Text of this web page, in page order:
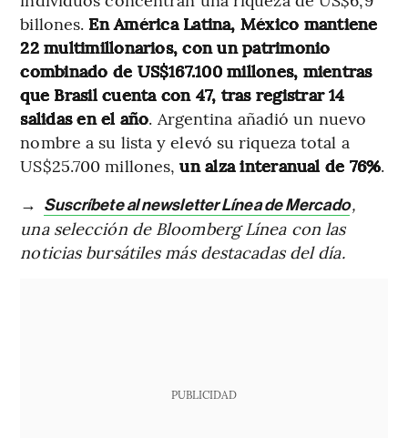
billones. En América Latina, México mantiene
22 multimillonarios, con un patrimonio
combinado de US$167.100 millones, mientras
que Brasil cuenta con 47, tras registrar 14
salidas en el año. Argentina añadió un nuevo
nombre a su lista y elevó su riqueza total a
US$25.700 millones,un alza interanual de 76%.
→ Suscríbete al newsletter Línea de Mercado,
una selección de Bloomberg Línea con las
noticias bursátiles más destacadas del día.
PUBLICIDAD